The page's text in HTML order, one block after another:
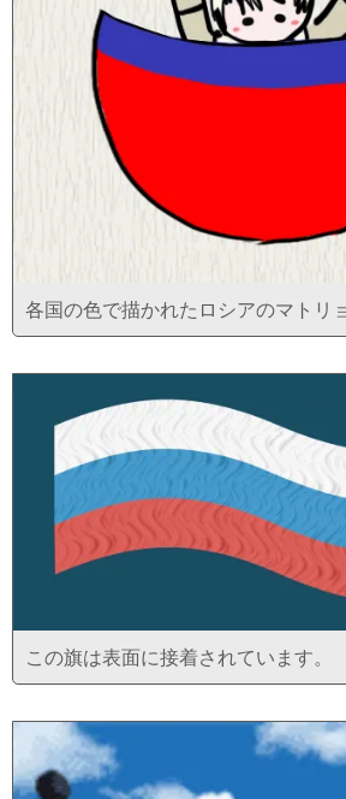
各国の色で描かれたロシアのマトリ
この旗は表面に接着されています。